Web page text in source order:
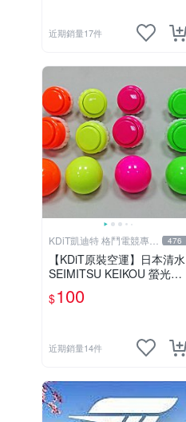
近期銷量17件
KDiT凱迪特 格鬥電競專業 476
【KDiT原裝空運】日本清水
SEIMITSU KEIKOU 螢光色
系30/24按鈕&搖桿球 全4色
$100
近期銷量14件